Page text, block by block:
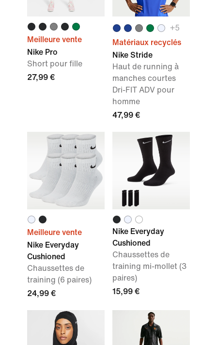
Meilleure vente
Nike Pro
Short pour fille
27,99 €
+5
Matériaux recyclés
Nike Stride
Haut de running à
manches courtes
Dri-FIT ADV pour
homme
47,99 €
Meilleure vente
Nike Everyday
Cushioned
Chaussettes de
training (6 paires)
24,99 €
Nike Everyday
Cushioned
Chaussettes de
training mi-mollet (3
paires)
15,99 €